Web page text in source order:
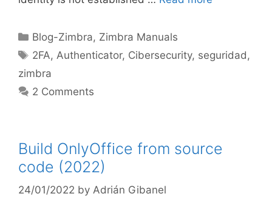
Blog-Zimbra, Zimbra Manuals
2FA, Authenticator, Cibersecurity, seguridad ,
zimbra
2 Comments
Build OnlyOffice from source
code (2022)
24/01/2022 by Adrián Gibanel